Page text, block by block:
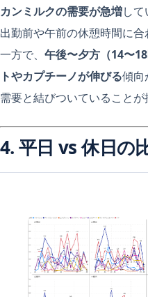
カンミルクの需要が急増し
出勤前や午前の休憩時間に合
一方で、 午後〜夕方（14〜
トやカプチーノが伸びる傾向
需要と結びついていることが
4. 平日 vs 休日の